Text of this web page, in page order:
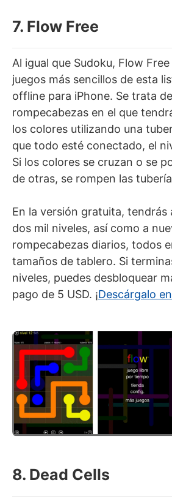
7. Flow Free
Al igual que Sudoku, Flow
juegos más sencillos de esta
offline para iPhone. Se trata
rompecabezas en el que
los colores utilizando una
que todo esté conectado, el
Si los colores se cruzan o se
de otras, se rompen las
En la versión gratuita, tendrás
dos mil niveles, así como a
rompecabezas diarios, todos
tamaños de tablero. Si
niveles, puedes desbloquear
pago de 5 USD. ¡Descárgalo
8. Dead Cells